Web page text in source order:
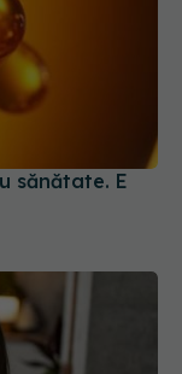
sănătate. E